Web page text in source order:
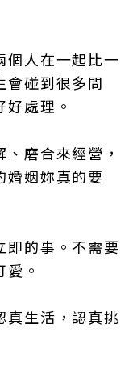
個人在一起比一
會碰到很多問
處理。
磨合來經營，
婚姻妳真的要
即的事。不需要
。
真生活，認真挑